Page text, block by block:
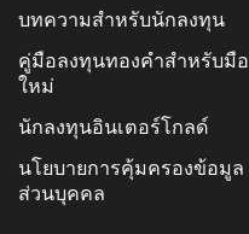
บทความสำหรับนักลงทุน
คู่มือลงทุนทองคำสำหรับมือ
ใหม่
นักลงทุนอินเตอร์โกลด์
นโยบายการคุ้มครองข้อมูล
ส่วนบุคคล